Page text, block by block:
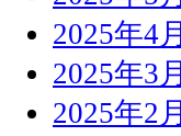
2025年4月
2025年3月
2025年2月